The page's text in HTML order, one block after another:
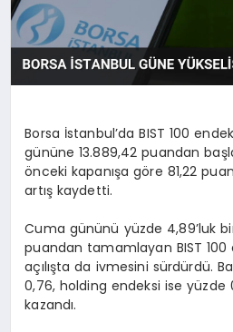
Borsa İstanbul’da BIST 100
gününe 13.889,42 puandan
önceki kapanışa göre 81,22
artış kaydetti.
Cuma gününü yüzde 4,89’luk
puandan tamamlayan BIST 100
açılışta da ivmesini sürdürdü.
0,76, holding endeksi ise yüzde
kazandı.